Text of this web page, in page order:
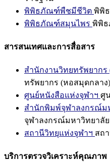
พิพิธภัณฑ์พืชมีชีวิต พิพิ
พิพิธภัณฑ์สมุนไพร พิพิ
สารสนเทศและการสื่อสาร
สำนักงานวิทยทรัพยากร
ทรัพยากร (หอสมุดกลาง)
ศูนย์หนังสือแห่งจุฬาฯ ศู
สำนักพิมพ์จุฬาลงกรณ์ม
จุฬาลงกรณ์มหาวิทยาลัย
สถานีวิทยุแห่งจุฬาฯ สถ
บริการตรวจวิเคราะห์คุณภาพ